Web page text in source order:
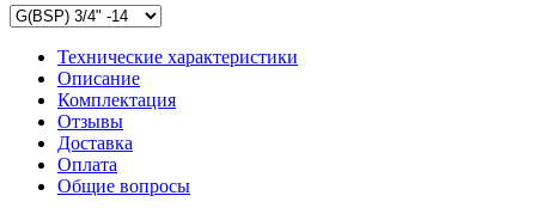
Технические характеристики
Описание
Комплектация
Отзывы
Доставка
Оплата
Общие вопросы